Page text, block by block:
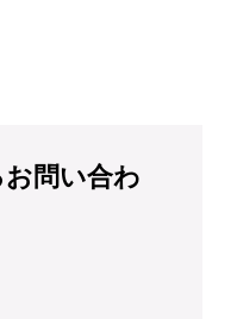
問い合わ